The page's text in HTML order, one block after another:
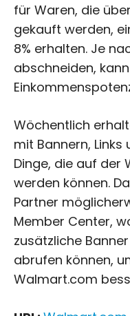
für Waren, die
gekauft werden,
8% erhalten. Je
abschneiden,
Wöchentlich
mit Bannern,
Dinge, die auf der
werden können.
Partner
Member Center,
zusätzliche
abrufen können,
Walmart.com